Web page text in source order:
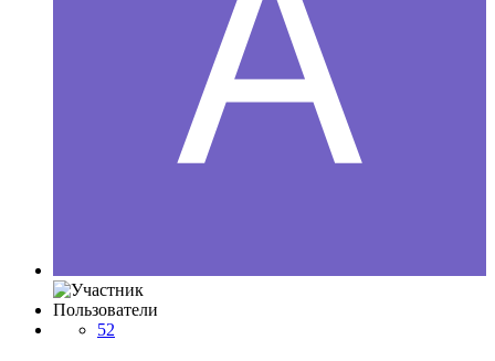
Пользователи
52